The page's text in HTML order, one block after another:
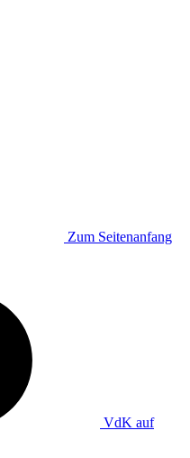
Zum Seitenanfang
VdK auf